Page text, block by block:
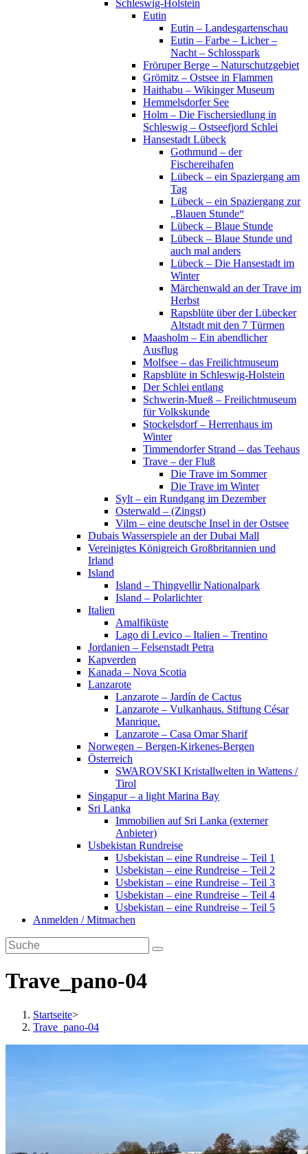
Schleswig-Holstein
Eutin
Eutin – Landesgartenschau
Eutin – Farbe – Licher –
Nacht – Schlosspark
Fröruper Berge – Naturschutzgebiet
Grömitz – Ostsee in Flammen
Haithabu – Wikinger Museum
Hemmelsdorfer See
Holm – Die Fischersiedlung in
Schleswig – Ostseefjord Schlei
Hansestadt Lübeck
Gothmund – der
Fischereihafen
Lübeck – ein Spaziergang am
Tag
Lübeck – ein Spaziergang zur
„Blauen Stunde“
Lübeck – Blaue Stunde
Lübeck – Blaue Stunde und
auch mal anders
Lübeck – Die Hansestadt im
Winter
Märchenwald an der Trave im
Herbst
Rapsblüte über der Lübecker
Altstadt mit den 7 Türmen
Maasholm – Ein abendlicher
Ausflug
Molfsee – das Freilichtmuseum
Rapsblüte in Schleswig-Holstein
Der Schlei entlang
Schwerin-Mueß – Freilichtmuseum
für Volkskunde
Stockelsdorf – Herrenhaus im
Winter
Timmendorfer Strand – das Teehaus
Trave – der Fluß
Die Trave im Sommer
Die Trave im Winter
Sylt – ein Rundgang im Dezember
Osterwald – (Zingst)
Vilm – eine deutsche Insel in der Ostsee
Dubais Wasserspiele an der Dubai Mall
Vereinigtes Königreich Großbritannien und
Irland
Island
Island – Thingvellir Nationalpark
Island – Polarlichter
Italien
Amalfiküste
Lago di Levico – Italien – Trentino
Jordanien – Felsenstadt Petra
Kapverden
Kanada – Nova Scotia
Lanzarote
Lanzarote – Jardín de Cactus
Lanzarote – Vulkanhaus. Stiftung César
Manrique.
Lanzarote – Casa Omar Sharif
Norwegen – Bergen-Kirkenes-Bergen
Österreich
SWAROVSKI Kristallwelten in Wattens /
Tirol
Singapur – a light Marina Bay
Sri Lanka
Immobilien auf Sri Lanka (externer
Anbieter)
Usbekistan Rundreise
Usbekistan – eine Rundreise – Teil 1
Usbekistan – eine Rundreise – Teil 2
Usbekistan – eine Rundreise – Teil 3
Usbekistan – eine Rundreise – Teil 4
Usbekistan – eine Rundreise – Teil 5
Anmelden / Mitmachen
Trave_pano-04
Startseite>
Trave_pano-04